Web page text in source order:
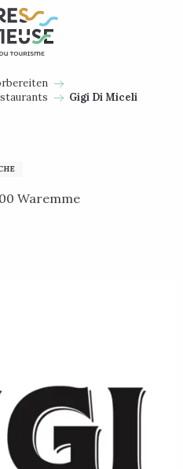
Gigi Di Miceli
Waremme